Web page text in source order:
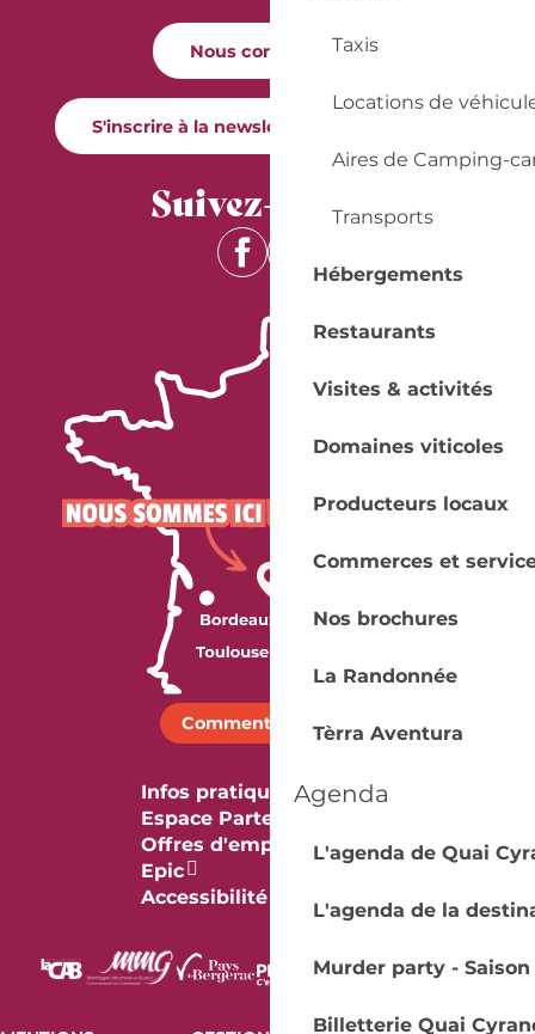
Taxis
Locations de
Aires de Camping-
Transports
Hébergements
Restaurants
Visites & activités
Domaines viticoles
Producteurs locaux
Commerces et
Nos brochures
La Randonnée
Tèrra Aventura
Agenda
L'agenda de Quai
L'agenda de la
Murder party - Saison
Billetterie Quai
Nous contacter
S'inscrire à la newsletter Quai Cyrano
Suivez-nous !
Comment venir ?
Infos pratiques
Espace Partenaires
Offres d'emploi & stage
Epic
Accessibilité